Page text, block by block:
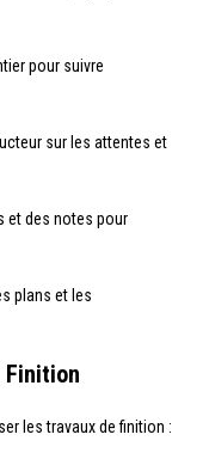
pour suivre
sur les attentes et
et des notes pour
plans et les
Finition
les travaux de finition :